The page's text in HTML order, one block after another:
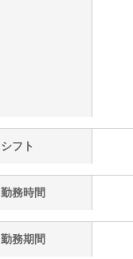
シフト
勤務時間
勤務期間